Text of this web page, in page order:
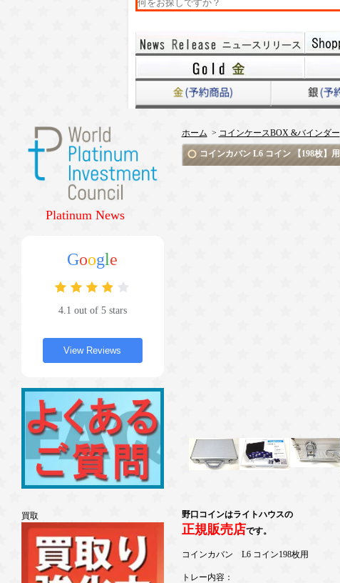
Platinum News
Google
4.1 out of 5 stars
View Reviews
買取
ホーム > コインケースBOX &バインダー
コインカバン L6 コイン 【198枚】用
野口コインはライトハウスの
正規販売店です。
コインカバン L6 コイン198枚用
トレー内容：